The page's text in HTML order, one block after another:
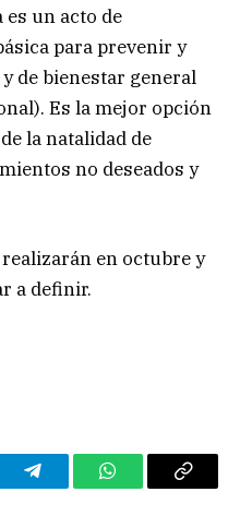
es un acto de
para prevenir y
de bienestar general
Es la mejor opción
la natalidad de
no deseados y
en octubre y
a definir.
TelegramWhatsAppCopy